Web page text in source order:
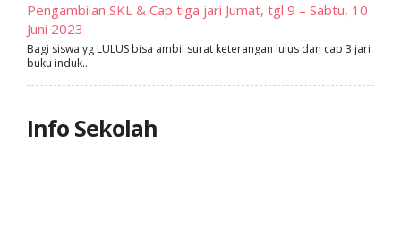
Pengambilan SKL & Cap tiga jari Jumat, tgl 9 – Sabtu, 10
Juni 2023
Bagi siswa yg LULUS bisa ambil surat keterangan lulus dan cap 3 jari
buku induk..
Info Sekolah